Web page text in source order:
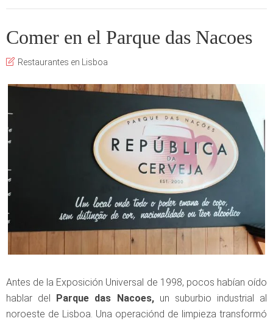
Comer en el Parque das Nacoes
Restaurantes en Lisboa
Antes de la Exposición Universal de 1998, pocos habían oído
hablar del
Parque das Nacoes,un suburbio industrial al
noroeste de Lisboa. Una operaciónd de limpieza transformó